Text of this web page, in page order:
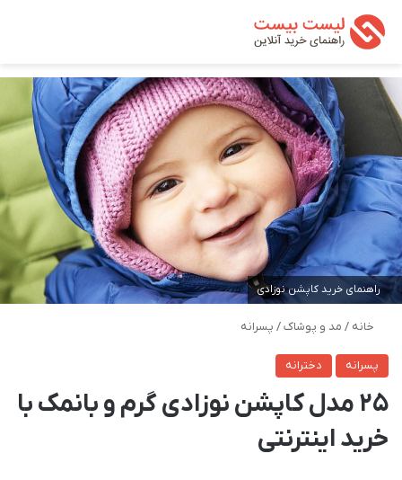
راهنمای خرید کاپشن نوزادی
خانه / مد و پوشاک/ پسرانه
پسرانه دخترانه
25 مدل کاپشن نوزادی گرم و بانمک با
خرید اینترنتی